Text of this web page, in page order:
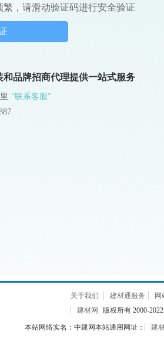
，请滑动验证码进行安全验证
品牌招商代理提供一站式服务
“联系客服”
关于我们 建材通服务 网
建材网
版权所有 2000-
本站网络实名：中建网本站通用网址： 建